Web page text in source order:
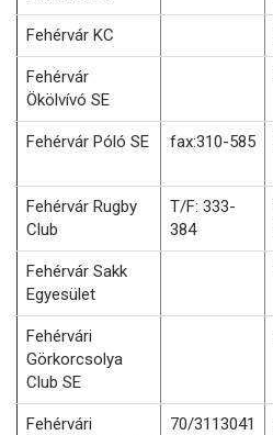
Fehérvár KC
Fehérvár
Ökölvívó SE
Fehérvár Póló SE fax:310-585
Fehérvár Rugby
Club
T/F: 333-
384
Fehérvár Sakk
Egyesület
Fehérvári
Görkorcsolya
Club SE
Fehérvári
70/3113041